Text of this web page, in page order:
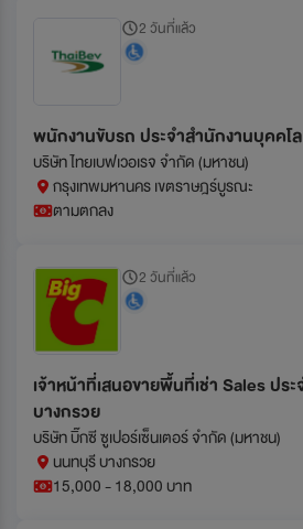
2 วันที่แล้ว
พนักงานขับรถ ประจำสำนักงานบุคคโล
บริษัท ไทยเบฟเวอเรจ จำกัด (มหาชน)
กรุงเทพมหานคร เขตราษฎร์บูรณะ
ตามตกลง
2 วันที่แล้ว
เจ้าหน้าที่เสนอขายพื้นที่เช่า Sales ประจำตลาดเดินเล่น
บางกรวย
บริษัท บิ๊กซี ซูเปอร์เซ็นเตอร์ จำกัด (มหาชน)
นนทบุรี บางกรวย
15,000 - 18,000 บาท